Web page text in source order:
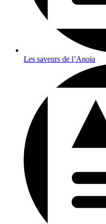
Les saveurs de l’Anoia